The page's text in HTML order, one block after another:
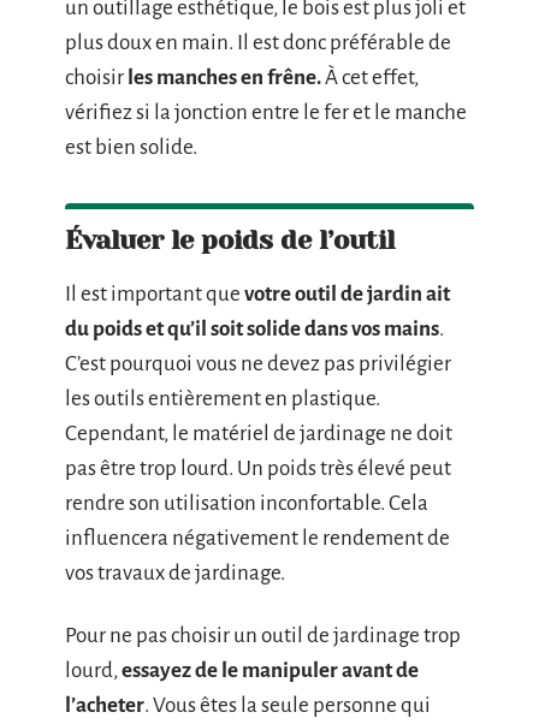
un outillage esthétique, le bois est plus joli et
plus doux en main. Il est donc préférable de
choisir les manches en frêne.À cet effet,
vérifiez si la jonction entre le fer et le manche
est bien solide.
Évaluer le poids de l’outil
Il est important que votre outil de jardin ait
du poids et qu’il soit solide dans vos mains.
C’est pourquoi vous ne devez pas privilégier
les outils entièrement en plastique.
Cependant, le matériel de jardinage ne doit
pas être trop lourd. Un poids très élevé peut
rendre son utilisation inconfortable. Cela
influencera négativement le rendement de
vos travaux de jardinage.
Pour ne pas choisir un outil de jardinage trop
lourd, essayez de le manipuler avant de
l’acheter. Vous êtes la seule personne qui